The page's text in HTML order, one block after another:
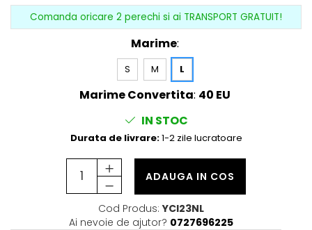
Comanda oricare 2 perechi si ai TRANSPORT GRATUIT!
Marime:
S M L
Marime Convertita: 40 EU
IN STOC
Durata de livrare:1-2 zile lucratoare
ADAUGA IN COS
Cod Produs: YCI23NL
Ai nevoie de ajutor? 0727696225